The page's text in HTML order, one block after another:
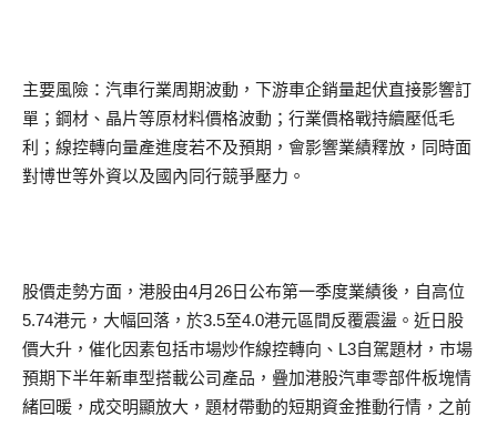
主要風險：汽車行業周期波動，下游車企銷量起伏直接影響訂
單；鋼材、晶片等原材料價格波動；行業價格戰持續壓低毛
利；線控轉向量產進度若不及預期，會影響業績釋放，同時面
對博世等外資以及國內同行競爭壓力。
股價走勢方面，港股由4月26日公布第一季度業績後，自高位
5.74港元，大幅回落，於3.5至4.0港元區間反覆震盪。近日股
價大升，催化因素包括市場炒作線控轉向、L3自駕題材，市場
預期下半年新車型搭載公司產品，疊加港股汽車零部件板塊情
緒回暖，成交明顯放大，題材帶動的短期資金推動行情，之前